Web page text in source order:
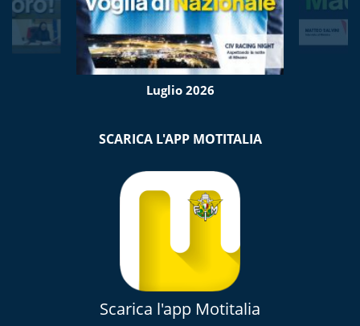
Luglio 2026
SCARICA L'APP MOTITALIA
Scarica l'app Motitalia